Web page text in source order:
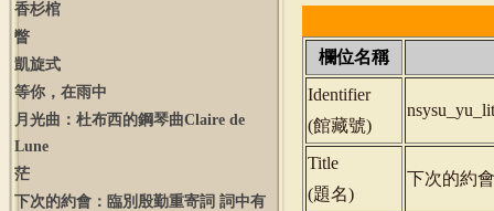
香杉棺
瞥
凱旋式
等你，在雨中
月光曲：杜布西的鋼琴曲Claire de
Lune
茫
下次的約會：臨別殷勤重寄詞 詞中有
欄位名稱
Identifier
(館藏號)
Title
(題名)
下次的約